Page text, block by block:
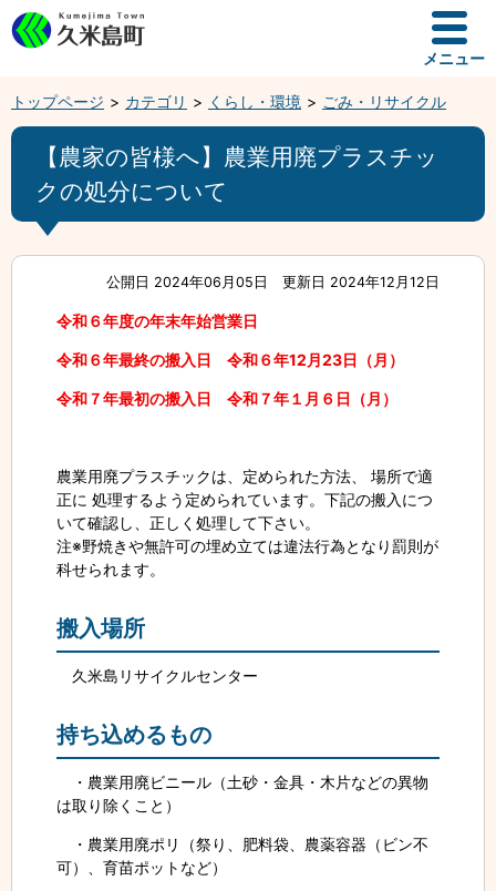
メニュー
トップページ カテゴリ くらし・環境 ごみ・リサイクル
【農家の皆様へ】農業用廃プラスチッ
クの処分について
公開日 2024年06月05日 更新日 2024年12月12日
令和６年度の年末年始営業日
令和６年最終の搬入日 令和６年12月23日（月）
令和７年最初の搬入日 令和７年１月６日（月）
農業用廃プラスチックは、定められた方法、 場所で適
正に 処理するよう定められています。下記の搬入につ
いて確認し、正しく処理して下さい。
注※野焼きや無許可の埋め立ては違法行為となり罰則が
科せられます。
搬入場所
久米島リサイクルセンター
持ち込めるもの
・農業用廃ビニール（土砂・金具・木片などの異物
は取り除くこと）
・農業用廃ポリ（祭り、肥料袋、農薬容器（ビン不
可）、育苗ポットなど）